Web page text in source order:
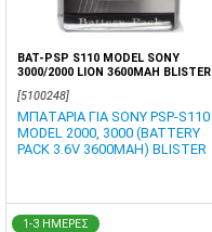
BAT-PSP S110 MODEL SONY
3000/2000 LION 3600MAH BLISTER
[5100248]
ΜΠΑΤΑΡΙΑ ΓΙΑ SONY PSP-S110
MODEL 2000, 3000 (BATTERY
PACK 3.6V 3600MAH) BLISTER
1-3 ΗΜΕΡΕΣ